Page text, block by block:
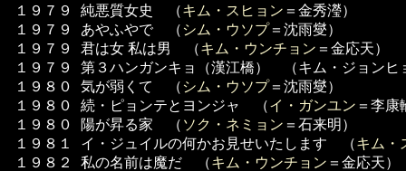
１９７９
１９７９
１９７９
１９７９
１９８０
１９８０
１９８０
１９８１
１９８２
純悪質女史 （キム・スヒョン ＝金秀瀅）
あやふやで （ シム・ウソプ＝沈雨燮）
君は女 私は男 （キム・ウンチョン ＝金応天）
第３ハンガンキョ（漢江橋） （キム・ジョンヒ
気が弱くて （ シム・ウソプ＝沈雨燮）
続・ピョンテとヨンジャ （イ・ガンユン ＝李康
陽が昇る家 （ ソク・ネミョン ＝石来明）
イ・ジュイルの何かお見せいたします （キム・
私の名前は魔だ （キム・ウンチョン ＝金応天）